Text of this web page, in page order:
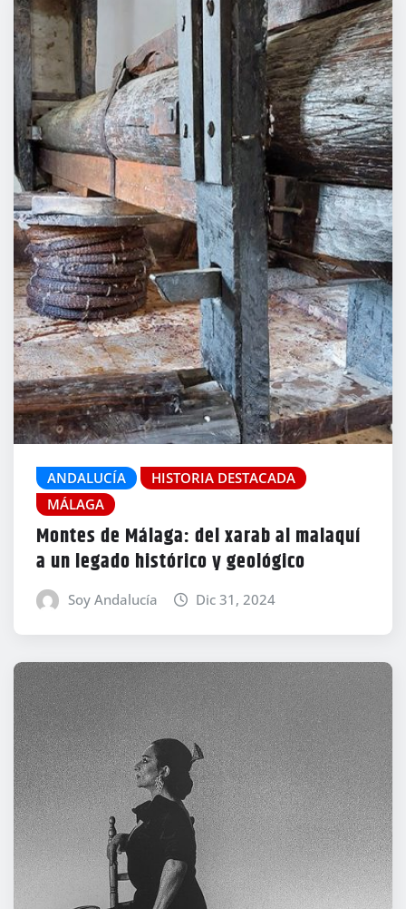
ANDALUCÍA
HISTORIA DESTACADA
MÁLAGA
Montes de Málaga: del xarab al malaquí
a un legado histórico y geológico
Soy Andalucía Dic 31, 2024